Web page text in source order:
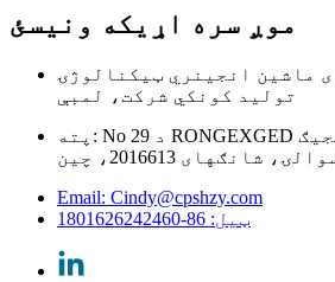
موږ سره اړیکه ونیسئ
ماشین انجینري ټیکنالوژۍ
تولید کونکي شرکت، لمبې
پته: No 29 د RONGEXGED سړک، د کیجیګ
Email: Cindy@cpshzy.com
ټیل: 86-1801626242460